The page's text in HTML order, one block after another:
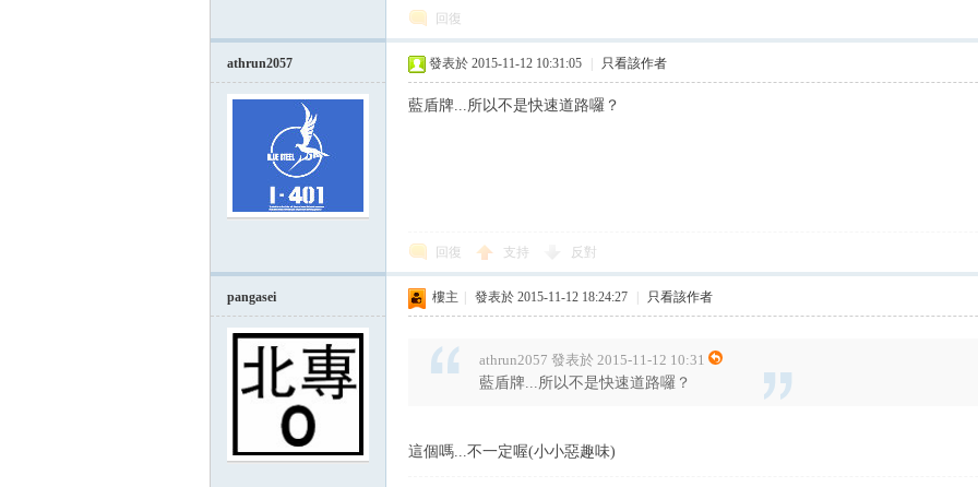
論
回復
athrun2057 發表於 2015-11-12 10:31:05 只看該作者
藍盾牌...所以不是快速道路囉？
回復 支持 反對
pangasei 樓主 發表於 2015-11-12 18:24:27 只看該作者
athrun2057 發表於 2015-11-12 10:31
藍盾牌...所以不是快速道路囉？
這個嗎...不一定喔(小小惡趣味)